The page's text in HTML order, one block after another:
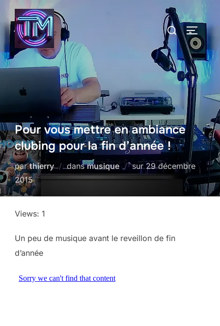
Aller
au
contenu
Rechercher :
Pour vous mettre en ambiance
clubing pour la fin d’année !
parthierry dansmusique surPublié
le
29 décembre
2015
Views: 1
Un peu de musique avant le reveillon de fin
d’année